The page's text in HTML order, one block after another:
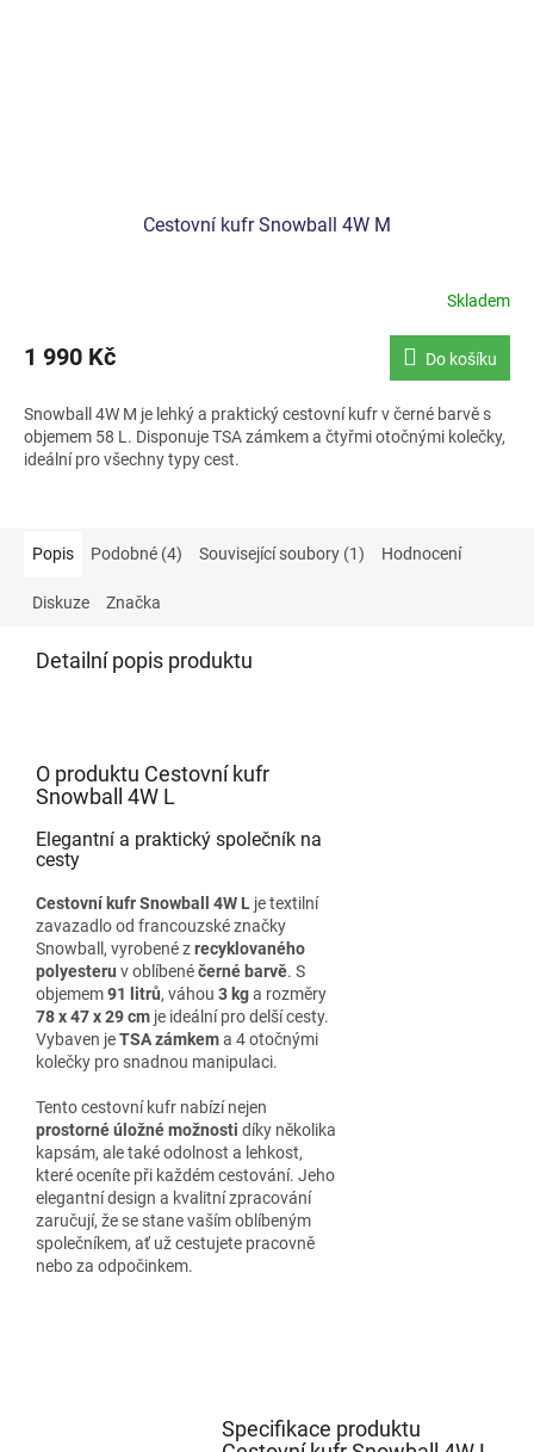
Cestovní kufr Snowball 4W M
Skladem
1 990 Kč Do košíku
Snowball 4W M je lehký a praktický cestovní kufr v černé barvě s
objemem 58 L. Disponuje TSA zámkem a čtyřmi otočnými kolečky,
ideální pro všechny typy cest.
Popis Podobné (4) Související soubory (1) Hodnocení
Diskuze Značka
Detailní popis produktu
O produktu Cestovní kufr
Snowball 4W L
Elegantní a praktický společník na
cesty
Cestovní kufr Snowball 4W L je textilní
zavazadlo od francouzské značky
Snowball, vyrobené zrecyklovaného
polyesteru v oblíbenéčerné barvě. S
objemem91 litrů, váhou 3 kga rozměry
78 x 47 x 29 cm je ideální pro delší cesty.
Vybaven jeTSA zámkema 4 otočnými
kolečky pro snadnou manipulaci.
Tento cestovní kufr nabízí nejen
prostorné úložné možnosti díky několika
kapsám, ale také odolnost a lehkost,
které oceníte při každém cestování. Jeho
elegantní design a kvalitní zpracování
zaručují, že se stane vaším oblíbeným
společníkem, ať už cestujete pracovně
nebo za odpočinkem.
Specifikace produktu